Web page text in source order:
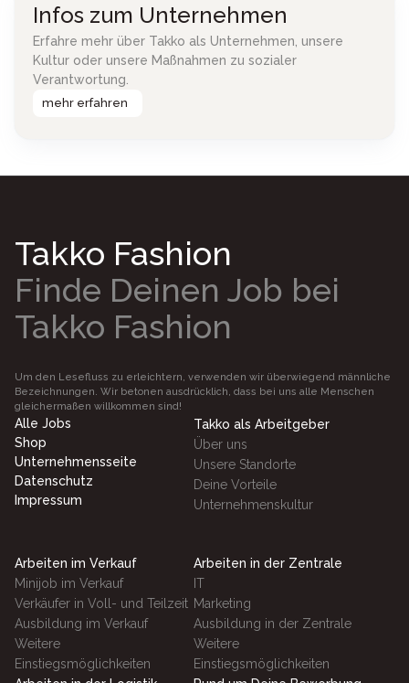
Infos zum Unternehmen
Erfahre mehr über Takko als Unternehmen, unsere
Kultur oder unsere Maßnahmen zu sozialer
Verantwortung.
mehr erfahren
Takko Fashion
Finde Deinen Job bei
Takko Fashion
Um den Lesefluss zu erleichtern, verwenden wir überwiegend männliche
Bezeichnungen. Wir betonen ausdrücklich, dass bei uns alle Menschen
gleichermaßen willkommen sind!
Alle Jobs
Shop
Unternehmensseite
Datenschutz
Impressum
Takko als Arbeitgeber
Über uns
Unsere Standorte
Deine Vorteile
Unternehmenskultur
Arbeiten im Verkauf
Minijob im Verkauf
Verkäufer in Voll- und Teilzeit
Ausbildung im Verkauf
Weitere
Einstiegsmöglichkeiten
Arbeiten in der Zentrale
IT
Marketing
Ausbildung in der Zentrale
Weitere
Einstiegsmöglichkeiten